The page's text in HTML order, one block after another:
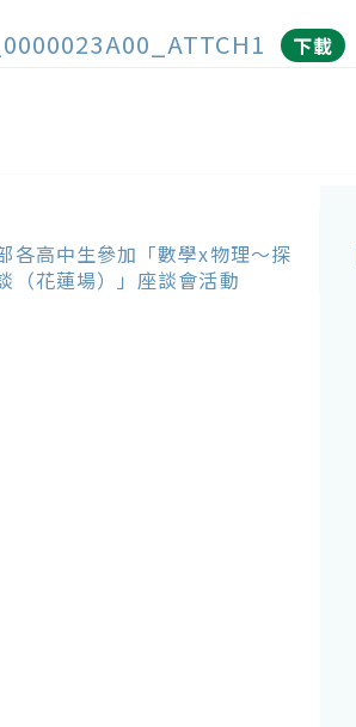
下載
各高中生參加「數學x物理～探
（花蓮場）」座談會活動